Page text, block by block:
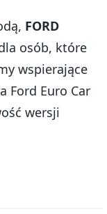
FORD
osób, które
wspierające
Ford Euro Car
wersji